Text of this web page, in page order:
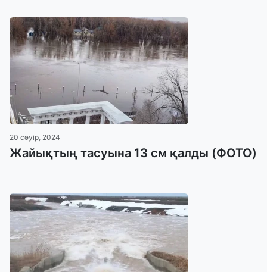
20 сәуір, 2024
Жайықтың тасуына 13 см қалды (ФОТО)